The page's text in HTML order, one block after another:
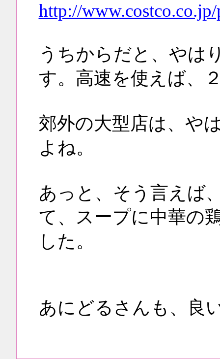
http://
うちからだと、やは
す。高速を使えば、
郊外の大型店は、や
よね。
あっと、そう言えば
て、スープに中華の
した。
あにどるさんも、良